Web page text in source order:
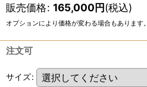
販売価格: 165,000円(税込)
オプションにより価格が変わる場合もあります。
注文可
サイズ: